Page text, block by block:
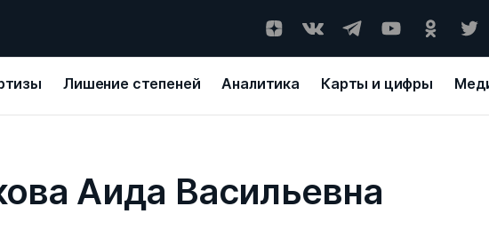
Лишение степеней Аналитика Карты и цифры
Аида Васильевна